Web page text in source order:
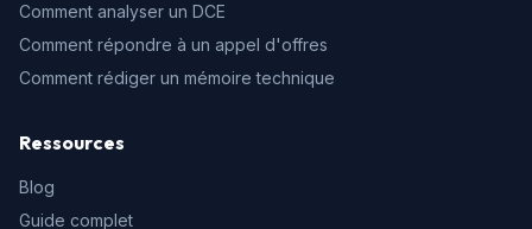
Comment analyser un DCE
Comment répondre à un appel d'offres
Comment rédiger un mémoire technique
Ressources
Blog
Guide complet